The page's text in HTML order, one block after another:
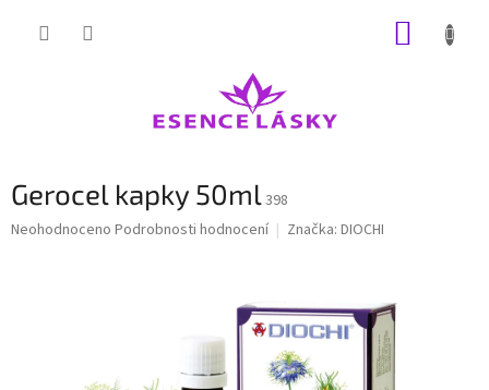
Gerocel kapky 50ml398
Průměrné
Neohodnoceno Podrobnosti hodnocení Značka: DIOCHI